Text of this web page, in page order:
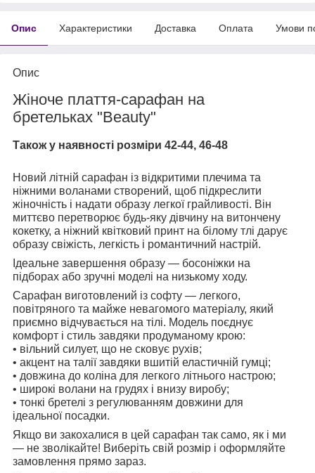
Опис Характеристики Доставка Оплата Умови
Опис
Жіноче плаття-сарафан на
бретельках "Beauty"
Також у наявності розміри 42-44, 46-48
Новий літній сарафан із відкритими плечима та
ніжними воланами створений, щоб підкреслити
жіночність і надати образу легкої грайливості. Він
миттєво перетворює будь-яку дівчину на витончену
кокетку, а ніжний квітковий принт на білому тлі дарує
образу свіжість, легкість і романтичний настрій.
Ідеальне завершення образу — босоніжки на
підборах або зручні моделі на низькому ходу.
Сарафан виготовлений із софту — легкого,
повітряного та майже невагомого матеріалу, який
приємно відчувається на тілі. Модель поєднує
комфорт і стиль завдяки продуманому крою:
• вільний силует, що не сковує рухів;
• акцент на талії завдяки вшитій еластичній гумці;
• довжина до коліна для легкого літнього настрою;
• широкі волани на грудях і внизу виробу;
• тонкі бретелі з регулюванням довжини для
ідеальної посадки.
Якщо ви закохалися в цей сарафан так само, як і ми
— не зволікайте! Виберіть свій розмір і оформляйте
замовлення прямо зараз.